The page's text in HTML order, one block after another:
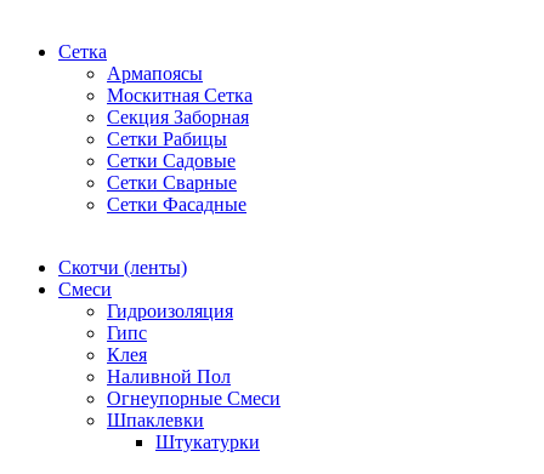
Сетка
Армапоясы
Москитная Сетка
Секция Заборная
Сетки Рабицы
Сетки Садовые
Сетки Сварные
Сетки Фасадные
Скотчи (ленты)
Смеси
Гидроизоляция
Гипс
Клея
Наливной Пол
Огнеупорные Смеси
Шпаклевки
Штукатурки